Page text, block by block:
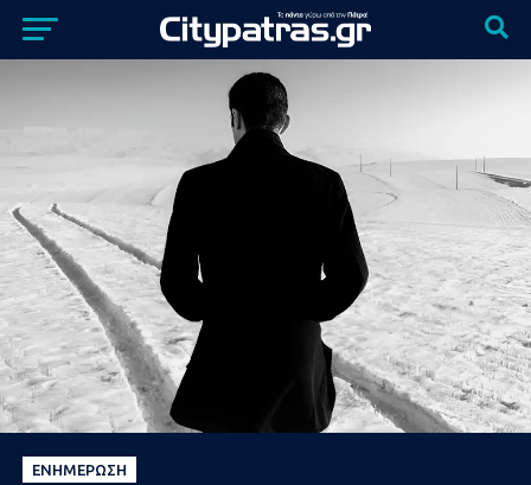
ΕΝΗΜΈΡΩΣΗ